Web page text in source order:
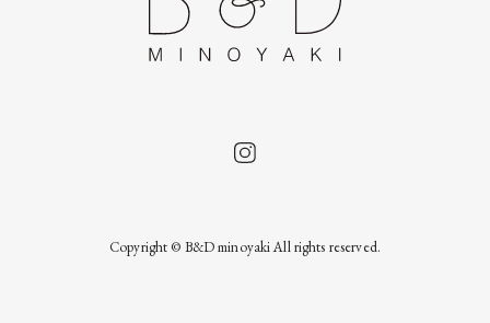
Copyright © B&D minoyaki All rights reserved.